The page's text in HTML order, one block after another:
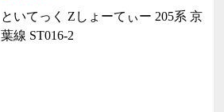
といてっく Zしょーてぃー 205系 京
葉線 ST016-2